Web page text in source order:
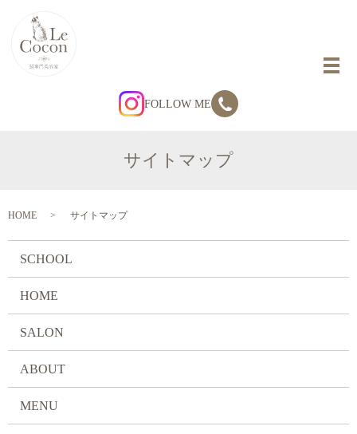
FOLLOW ME
サイトマップ
HOME サイトマップ
SCHOOL
HOME
SALON
ABOUT
MENU